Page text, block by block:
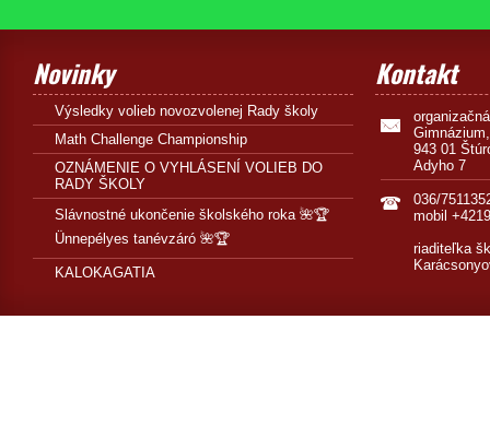
Novinky
Výsledky volieb novozvolenej Rady školy
Math Challenge Championship
OZNÁMENIE O VYHLÁSENÍ VOLIEB DO
RADY ŠKOLY
Slávnostné ukončenie školského roka 🌺🏆
Ünnepélyes tanévzáró 🌺🏆
KALOKAGATIA
Kontakt
943 01
Adyho 7
036/
mobil
riaditeľka